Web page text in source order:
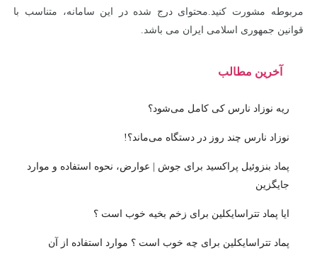
مربوطه مشورت کنید.محتوای درج شده در این سامانه، متناسب با
قوانین جمهوری اسلامی ایران می باشد.
آخرین مطالب
ریه نوزاد نارس کی کامل می‌شود؟
نوزاد نارس چند روز در دستگاه می‌ماند؟!
پماد بنزوئیل پراکسید برای جوش | عوارض، نحوه استفاده و موارد
جایگزین
ایا پماد تتراسایکلین برای زخم بخیه خوب است ؟
پماد تتراسایکلین برای چه خوب است ؟ موارد استفاده از آن